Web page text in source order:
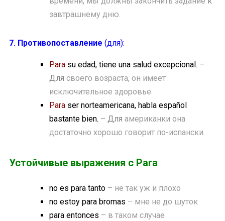
завтрашнему дню.
7. Противопоставление (для):
Para su edad, tiene una salud excepcional. –
Для своего возраста, он имеет
исключительное здоровье.
Para ser norteamericana, habla español
bastante bien. – Для американки она
достаточно хорошо говорит по-испански.
Устойчивые выражения с Para
no es para tanto – не так уж и плохо
no estoy para bromas – мне не до шуток
para entonces – в таком случае